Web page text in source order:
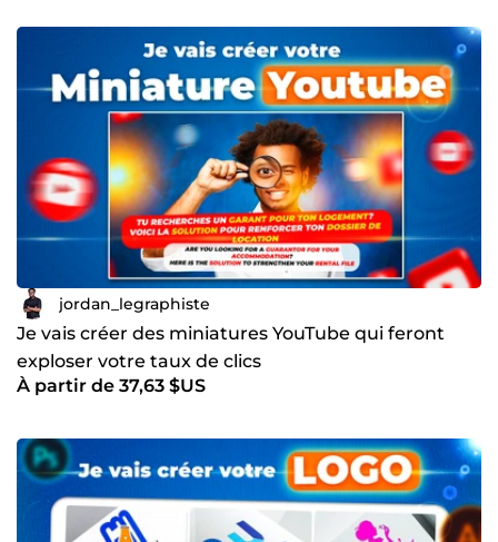
jordan_legraphiste
Je vais créer des miniatures YouTube qui feront
exploser votre taux de clics
À partir de 37,63 $US